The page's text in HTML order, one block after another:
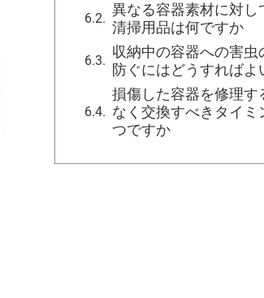
異なる容器素材に対し
清掃用品は何ですか
収納中の容器への害虫
防ぐにはどうすればよ
損傷した容器を修理す
なく交換すべきタイミ
つですか